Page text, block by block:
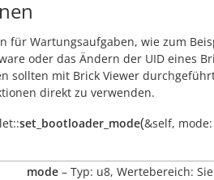
für Wartungsaufgaben, wie zum
oder das Ändern der UID eines
sollten mit Brick Viewer
direkt zu verwenden.
set_bootloader_mode(&self, mode:
mode – Typ: u8, Wertebereich: